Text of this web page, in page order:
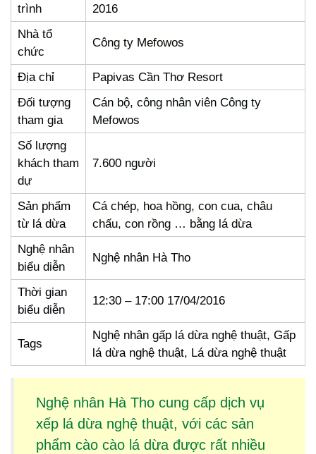
trình
2016
Nhà tổ
chức
Công ty Mefowos
Địa chỉ
Papivas Cần Thơ Resort
Đối tượng
tham gia
Cán bộ, công nhân viên Công ty
Mefowos
Số lượng
khách tham
dự
7.600 người
Sản phẩm
từ lá dừa
Cá chép, hoa hồng, con cua, châu
chấu, con rồng … bằng lá dừa
Nghệ nhân
biểu diễn
Nghệ nhân Hà Tho
Thời gian
biểu diễn
12:30 – 17:00 17/04/2016
Tags
Nghệ nhân gấp lá dừa nghệ thuật, Gấp
lá dừa nghệ thuật, Lá dừa nghệ thuật
Nghệ nhân Hà Tho cung cấp dịch vụ
xếp lá dừanghệ thuật, với các sản
phẩm cào cào lá dừađược rất nhiều